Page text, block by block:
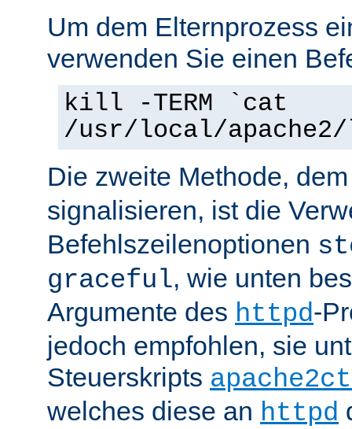
Um dem Elternprozess
verwenden Sie einen
kill -TERM `cat
/usr/local/
Die zweite Methode,
signalisieren, ist die
Befehlszeilenoptionen
graceful, wie unten
Argumente des httpd-
jedoch empfohlen, sie
Steuerskripts
welches diese an httpd